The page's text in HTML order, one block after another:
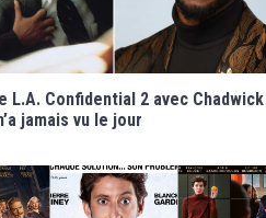
L.A. Confidential 2 avec Chadwick
jamais vu le jour